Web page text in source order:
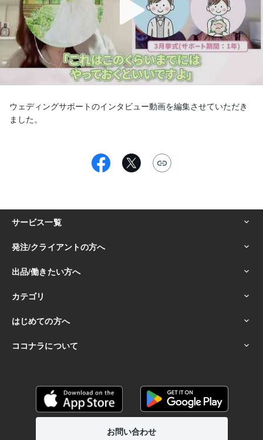
ウェディングサポートのインタビュー動画を編集させていただき
ました。